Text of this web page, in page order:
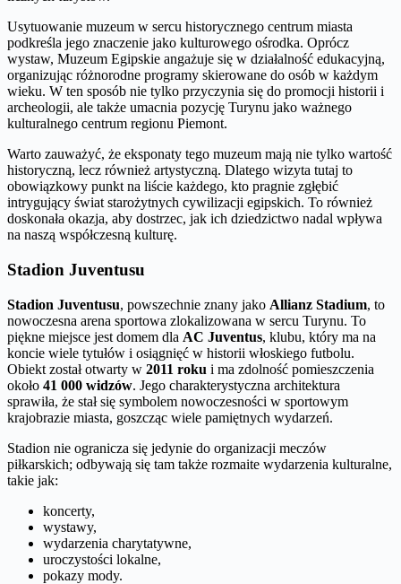
Usytuowanie muzeum w sercu historycznego centrum miasta
podkreśla jego znaczenie jako kulturowego ośrodka. Oprócz
wystaw, Muzeum Egipskie angażuje się w działalność edukacyjną,
organizując różnorodne programy skierowane do osób w każdym
wieku. W ten sposób nie tylko przyczynia się do promocji historii i
archeologii, ale także umacnia pozycję Turynu jako ważnego
kulturalnego centrum regionu Piemont.
Warto zauważyć, że eksponaty tego muzeum mają nie tylko wartość
historyczną, lecz również artystyczną. Dlatego wizyta tutaj to
obowiązkowy punkt na liście każdego, kto pragnie zgłębić
intrygujący świat starożytnych cywilizacji egipskich. To również
doskonała okazja, aby dostrzec, jak ich dziedzictwo nadal wpływa
na naszą współczesną kulturę.
Stadion Juventusu
Stadion Juventusu, powszechnie znany jako Allianz Stadium, to
nowoczesna arena sportowa zlokalizowana w sercu Turynu. To
piękne miejsce jest domem dla AC Juventus, klubu, który ma na
koncie wiele tytułów i osiągnięć w historii włoskiego futbolu.
Obiekt został otwarty w 2011 roku i ma zdolność pomieszczenia
około 41 000 widzów. Jego charakterystyczna architektura
sprawiła, że stał się symbolem nowoczesności w sportowym
krajobrazie miasta, goszcząc wiele pamiętnych wydarzeń.
Stadion nie ogranicza się jedynie do organizacji meczów
piłkarskich; odbywają się tam także rozmaite wydarzenia kulturalne,
takie jak:
koncerty,
wystawy,
wydarzenia charytatywne,
uroczystości lokalne,
pokazy mody.